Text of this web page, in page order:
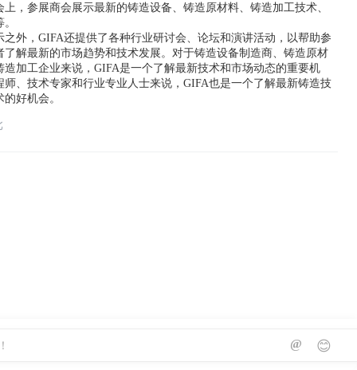
上，参展商会展示最新的铸造设备、铸造原材料、铸造加工技术、
之外，GIFA还提供了各种行业研讨会、论坛和演讲活动，以帮助参
了解最新的市场趋势和技术发展。对于铸造设备制造商、铸造原材
造加工企业来说，GIFA是一个了解最新技术和市场动态的重要机
师、技术专家和行业专业人士来说，GIFA也是一个了解最新铸造技
好机会。
@ 😊